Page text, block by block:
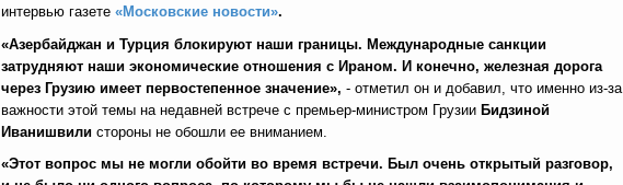
интервью газете «Московские новости».
«Азербайджан и Турция блокируют наши границы. Международные санкции
затрудняют наши экономические отношения с Ираном. И конечно, железная дорога
через Грузию имеет первостепенное значение», - отметил он и добавил, что именно из-за
важности этой темы на недавней встрече с премьер-министром Грузии Бидзиной
Иванишвили стороны не обошли ее вниманием.
«Этот вопрос мы не могли обойти во время встречи. Был очень открытый разговор,